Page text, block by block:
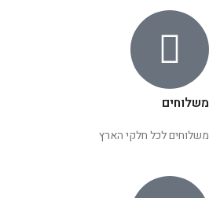
משלוחים
משלוחים לכל חלקי הארץ